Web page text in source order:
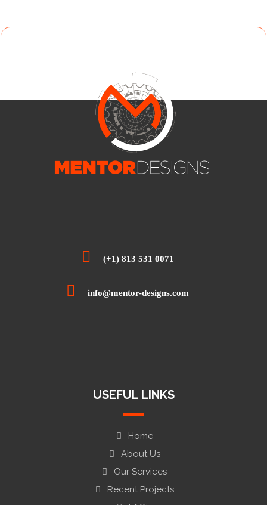
(+1) 813 531 0071
info@mentor-designs.com
USEFUL LINKS
Home
About Us
Our Services
Recent Projects